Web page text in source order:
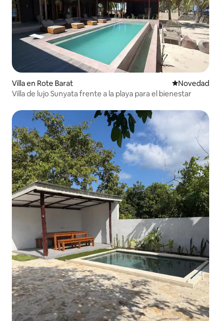
Villa en Rote Barat Lugar para
Novedad
Villa de lujo Sunyata frente a la playa para el bienestar